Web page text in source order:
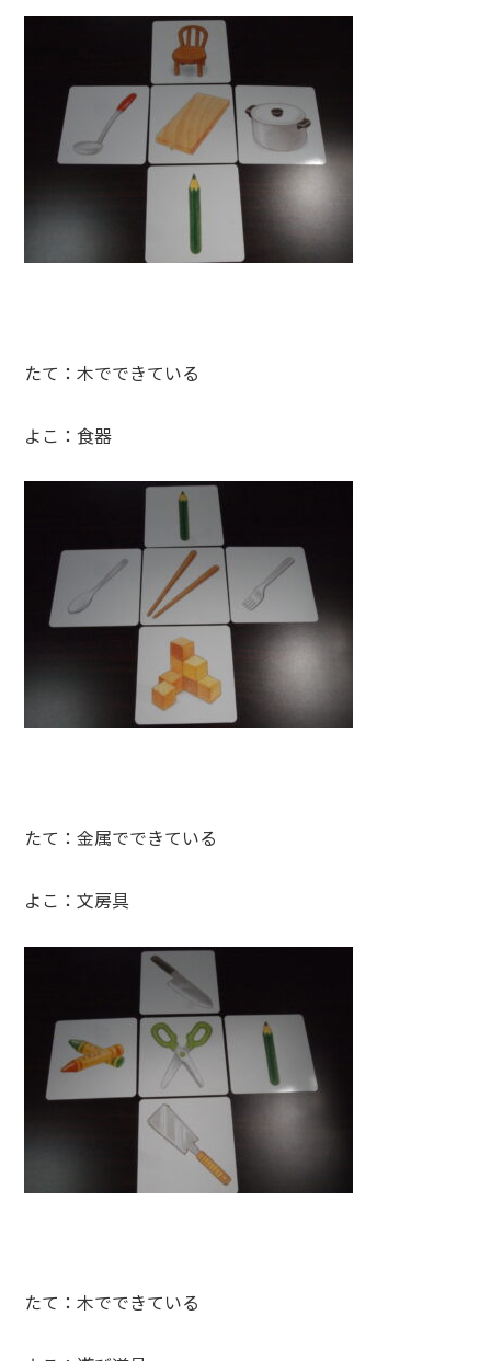
たて：木でできている
よこ：食器
たて：金属でできている
よこ：文房具
たて：木でできている